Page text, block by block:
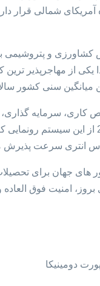
نفر جمعیت، در قاره
کانادا یکی از
میانگین سنی
کاری، سرمایه
کشور، برنامه اکسپرس انتری
انتری سرعت
های جهان برای
امنیت فوق العاده